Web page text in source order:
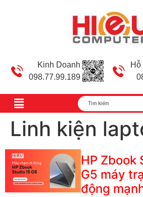
Kinh Doanh
098.77.99.189
Linh kiện
HP Zbook
G5 máy
động